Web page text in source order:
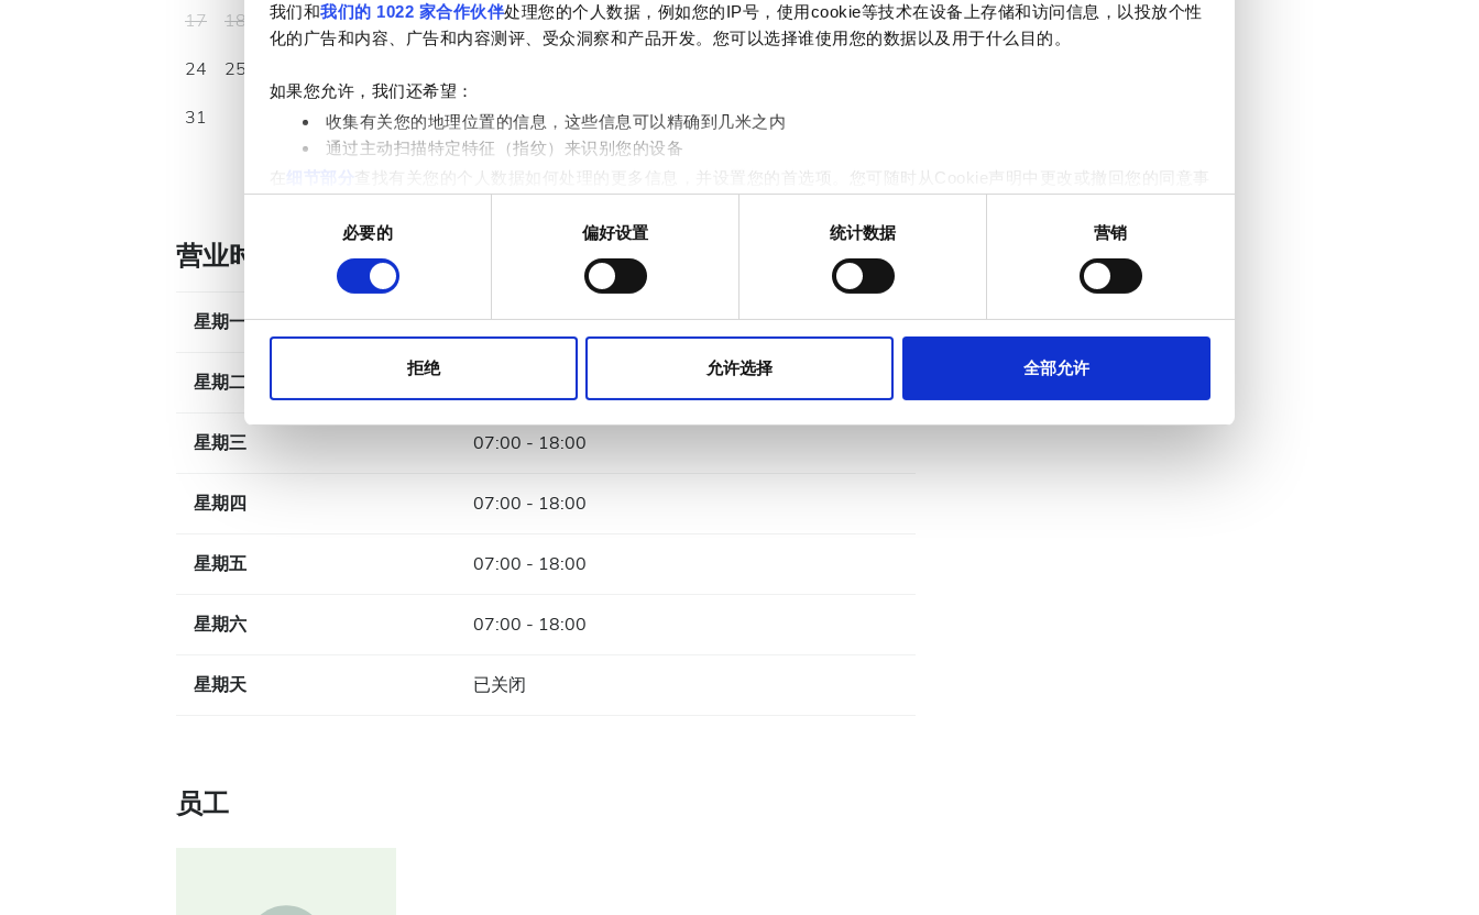
我们和我们的 1022 家合作伙伴处理您的个人数据，例如您的IP号，使用cookie等技术在设备上存储和访问信息，以投放个性
化的广告和内容、广告和内容测评、受众洞察和产品开发。您可以选择谁使用您的数据以及用于什么目的。
如果您允许，我们还希望：
收集有关您的地理位置的信息，这些信息可以精确到几米之内
通过主动扫描特定特征（指纹）来识别您的设备
在
细节部分
查找有关您的个人数据如何处理的更多信息，并设置您的首选项。您可随时从Cookie声明中更改或撤回您的同意事
我们使用 Cookie 来制作贴合用户需求的内容与广告、提供社交媒体功能以及分析我们的流量。我们还会与社交媒体、广告和
分析合作伙伴分享您对我们网站的使用情况，这些合作伙伴可能会将此类信息与您提供给他们或他们在您使用其服务的过程中
选
必要的 偏好设置 统计数据 营销
拒绝 允许选择 全部允许
17
18 19 20 21 22
23
24
25
31
21
22 23 24 25 26
27
营业时间
星期一 07:00 - 18:00
星期二
星期三 07:00 - 18:00
星期四 07:00 - 18:00
星期五 07:00 - 18:00
星期六 07:00 - 18:00
星期天 已关闭
员工